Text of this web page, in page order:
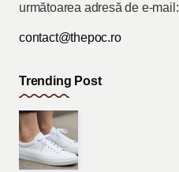
următoarea adresă de e-mail:
contact@thepoc.ro
Trending Post